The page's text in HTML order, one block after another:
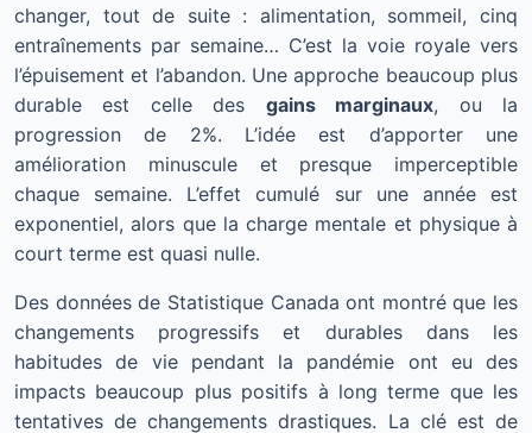
changer, tout de suite : alimentation, sommeil, cinq
entraînements par semaine… C’est la voie royale vers
l’épuisement et l’abandon. Une approche beaucoup plus
durable est celle des gains marginaux, ou la
progression de 2%. L’idée est d’apporter une
amélioration minuscule et presque imperceptible
chaque semaine. L’effet cumulé sur une année est
exponentiel, alors que la charge mentale et physique à
court terme est quasi nulle.
Des données de Statistique Canada ont montré que les
changements progressifs et durables dans les
habitudes de vie pendant la pandémie ont eu des
impacts beaucoup plus positifs à long terme que les
tentatives de changements drastiques. La clé est de